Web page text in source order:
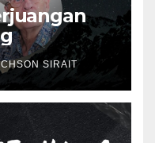
SIRAIT